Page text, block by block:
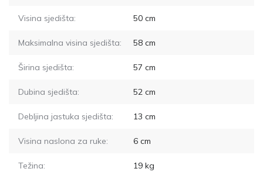
Visina sjedišta: 50cm
Maksimalna visina sjedišta: 58cm
Širina sjedišta: 57 cm
Dubina sjedišta: 52cm
Debljina jastuka sjedišta: 13 cm
Visina naslona za ruke: 6cm
Težina: 19kg